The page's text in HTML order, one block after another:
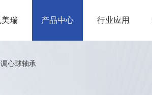
瑞 产品中心 行业应用
心球轴承